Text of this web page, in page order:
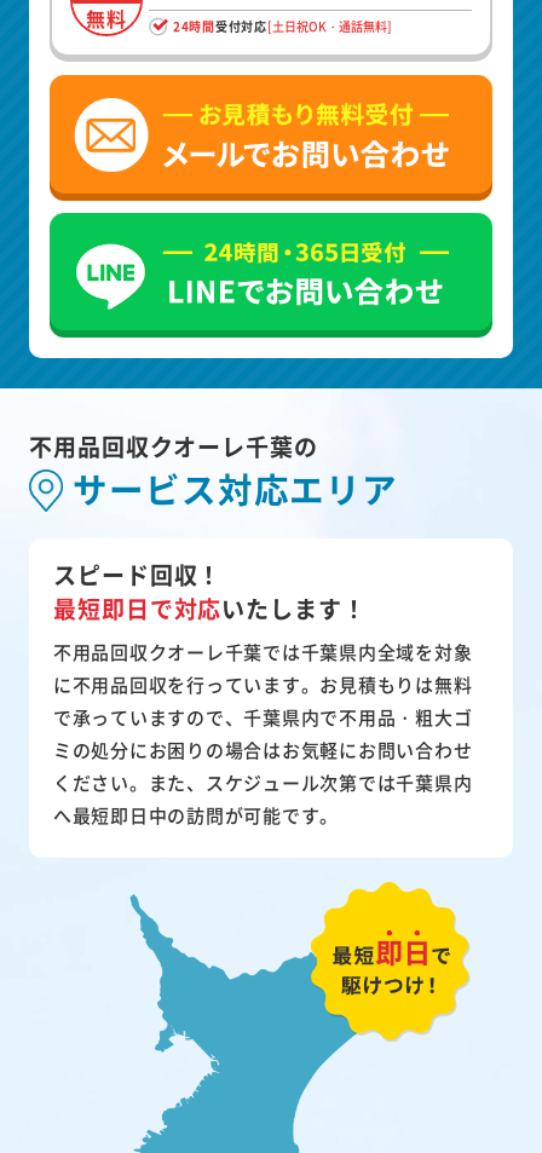
無料 24時間受付対応[土日祝OK・通話無料]
不用品回収クオーレ千葉の
サービス対応エリア
スピード回収！
最短即日で対応いたします！
不用品回収クオーレ千葉では千葉県内全域を対象
に不用品回収を行っています。お見積もりは無料
で承っていますので、千葉県内で不用品・粗大ゴ
ミの処分にお困りの場合はお気軽にお問い合わせ
ください。また、スケジュール次第では千葉県内
へ最短即日中の訪問が可能です。